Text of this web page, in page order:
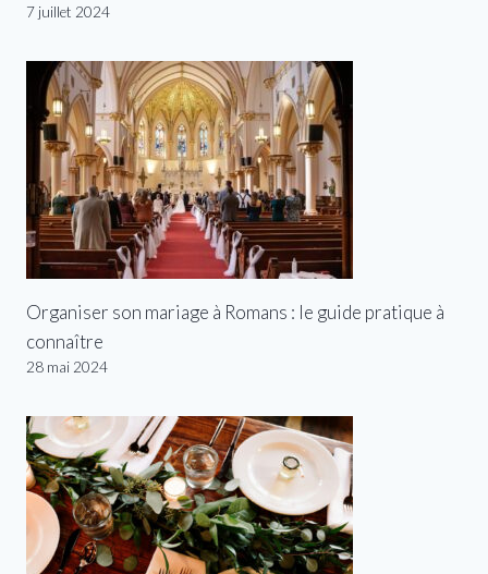
7 juillet 2024
Organiser son mariage à Romans : le guide pratique à
connaître
28 mai 2024